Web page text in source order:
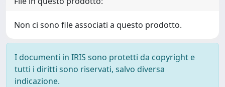
Non ci sono file associati a questo prodotto.
I documenti in IRIS sono protetti da copyright e
tutti i diritti sono riservati, salvo diversa
indicazione.